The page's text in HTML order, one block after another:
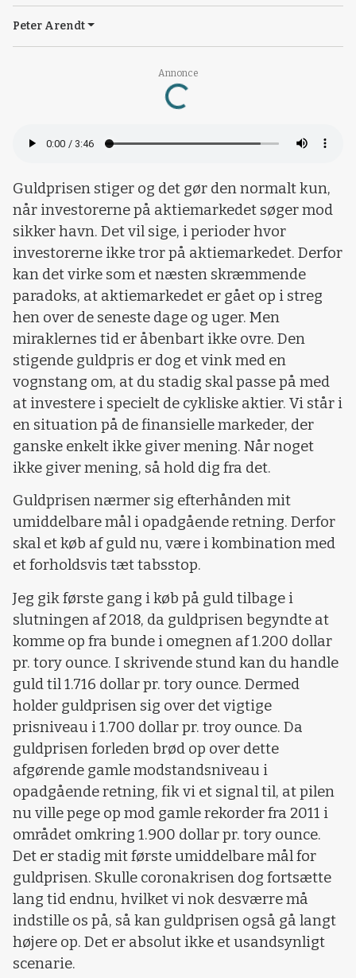
Annonce
Loading...
Peter Arendt
Guldprisen stiger og det gør den normalt kun,
når investorerne på aktiemarkedet søger mod
sikker havn. Det vil sige, i perioder hvor
investorerne ikke tror på aktiemarkedet. Derfor
kan det virke som et næsten skræmmende
paradoks, at aktiemarkedet er gået op i streg
hen over de seneste dage og uger. Men
miraklernes tid er åbenbart ikke ovre. Den
stigende guldpris er dog et vink med en
vognstang om, at du stadig skal passe på med
at investere i specielt de cykliske aktier. Vi står i
en situation på de finansielle markeder, der
ganske enkelt ikke giver mening. Når noget
ikke giver mening, så hold dig fra det.
Guldprisen nærmer sig efterhånden mit
umiddelbare mål i opadgående retning. Derfor
skal et køb af guld nu, være i kombination med
et forholdsvis tæt tabsstop.
Jeg gik første gang i køb på guld tilbage i
slutningen af 2018, da guldprisen begyndte at
komme op fra bunde i omegnen af 1.200 dollar
pr. tory ounce. I skrivende stund kan du handle
guld til 1.716 dollar pr. tory ounce. Dermed
holder guldprisen sig over det vigtige
prisniveau i 1.700 dollar pr. troy ounce. Da
guldprisen forleden brød op over dette
afgørende gamle modstandsniveau i
opadgående retning, fik vi et signal til, at pilen
nu ville pege op mod gamle rekorder fra 2011 i
området omkring 1.900 dollar pr. tory ounce.
Det er stadig mit første umiddelbare mål for
guldprisen. Skulle coronakrisen dog fortsætte
lang tid endnu, hvilket vi nok desværre må
indstille os på, så kan guldprisen også gå langt
højere op. Det er absolut ikke et usandsynligt
scenarie.